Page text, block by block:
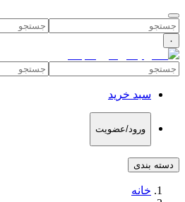
۰
سبد خرید
ورود/عضویت
دسته بندی
خانه